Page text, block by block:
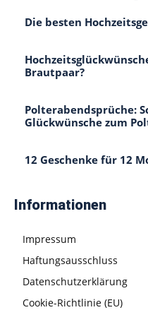
Die besten
Brautpaar?
Polterabendsprüche:
Glückwünsche zum
12 Geschenke für 12
Informationen
Impressum
Haftungsausschluss
Datenschutzerklärung
Cookie-Richtlinie (EU)